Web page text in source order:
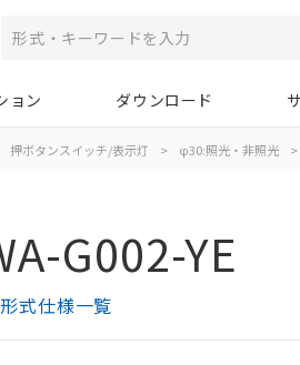
ョン ダウンロード
押ボタンスイッチ/表示灯 > φ30:照光・非照光 >
G002-YE
式仕様一覧